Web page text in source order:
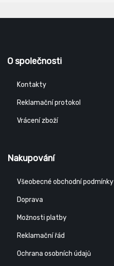
O společnosti
Kontakty
Reklamační protokol
Vrácení zboží
Nakupování
Všeobecné obchodní podmínky
Doprava
Možnosti platby
Reklamační řád
Ochrana osobních údajů